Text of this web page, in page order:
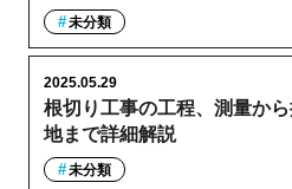
未分類
根切り工事の工程、測量か
地まで詳細解説
2025.05.29
未分類